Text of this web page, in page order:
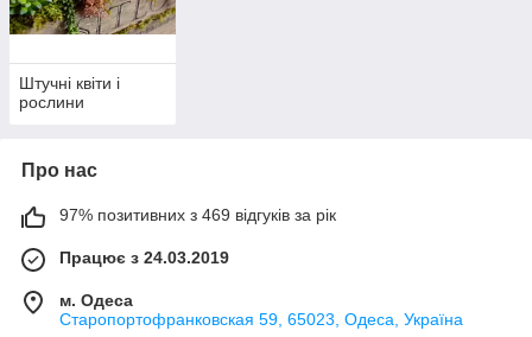
Штучні квіти і
рослини
Про нас
97% позитивних з 469 відгуків за рік
Працює з 24.03.2019
м. Одеса
Старопортофранковская 59, 65023, Одеса, Україна